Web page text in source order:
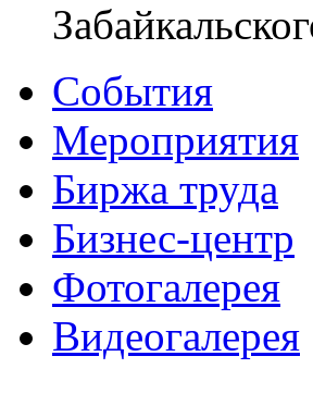
События
Мероприятия
Биржа труда
Бизнес-центр
Фотогалерея
Видеогалерея